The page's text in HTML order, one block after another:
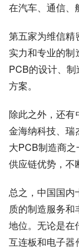
在汽车、通信、
第五家为维信精
实力和专业的
PCB的设计、
方案。
除此之外，还有
金海纳科技、瑞
大PCB制造商
供应链优势，不
总之，中国国内
质的制造服务
地位。无论是在
互连板和电子器